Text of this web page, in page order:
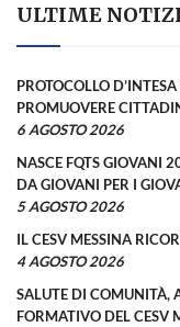
ULTIME
PROTOCOLLO
PROMUOVERE
6 AGOSTO 2026
NASCE FQTS GIOVANI
DA GIOVANI PER I
5 AGOSTO 2026
IL CESV MESSINA
4 AGOSTO 2026
SALUTE DI COMUNITÀ,
FORMATIVO DEL CESV